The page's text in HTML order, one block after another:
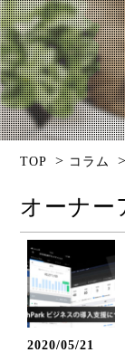
TOP > コラム >
オーナー
2020/05/21